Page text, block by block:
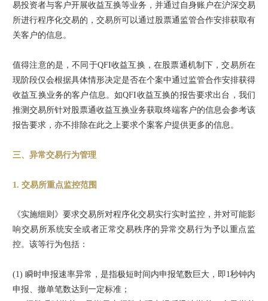
易投资者与客户开展收益互换等业务，并通过自身账户在沪深交易
所进行程序化交易的，交易所可以通过股票通监管合作安排获取有
关客户的信息。
值得注意的是，不同于QFI收益互换，在股票通机制下，交易所在
现阶段仅会根据具体情形决定是否在个案中通过监管合作安排获得
收益互换业务的客户信息。如QFI收益互换的报告要求出台，我们
推测交易所针对股票通收益互换业务获取终端客户的信息会参考该
报告要求，亦不排除在此之上要求个案客户提供更多的信息。
三、异常交易行为管理
1. 交易所重点监控范围
《实施细则》要求交易所对程序化交易实行实时监控，并对可能影
响交易所系统安全或者正常交易秩序的异常交易行为予以重点监
控。该等行为包括：
(1) 瞬时申报速率异常，是指极短时间内申报笔数巨大，即1秒钟内
申报、撤单笔数达到一定标准；